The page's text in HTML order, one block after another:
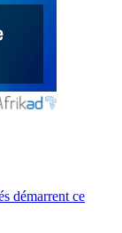
démarrent ce